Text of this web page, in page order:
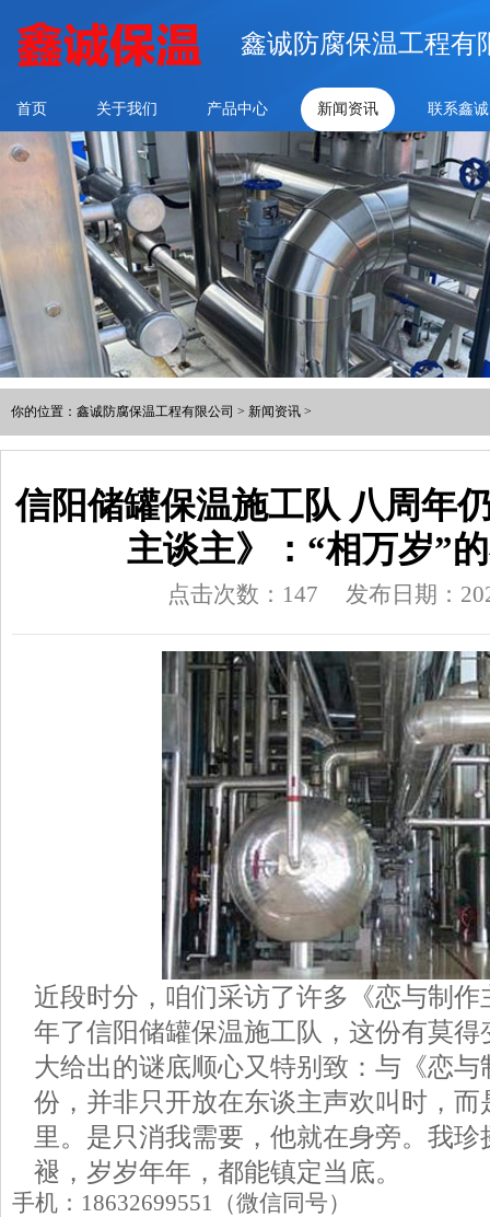
鑫诚防腐保温工程有
首页 关于我们 产品中心 新闻资讯 联系鑫诚
你的位置： 鑫诚防腐保温工程有限公司 > 新闻资讯 >
信阳储罐保温施工队 八周年
主谈主》：“相万岁”
点击次数：147 发布日期：
近段时分，咱们采访了许多《恋与制作
年了信阳储罐保温施工队，这份有莫得
大给出的谜底顺心又特别致：与《恋
份，并非只开放在东谈主声欢叫时，
里。是只消我需要，他就在身旁。我
褪，岁岁年年，都能镇定当底。
手机：18632699551（微信同号）